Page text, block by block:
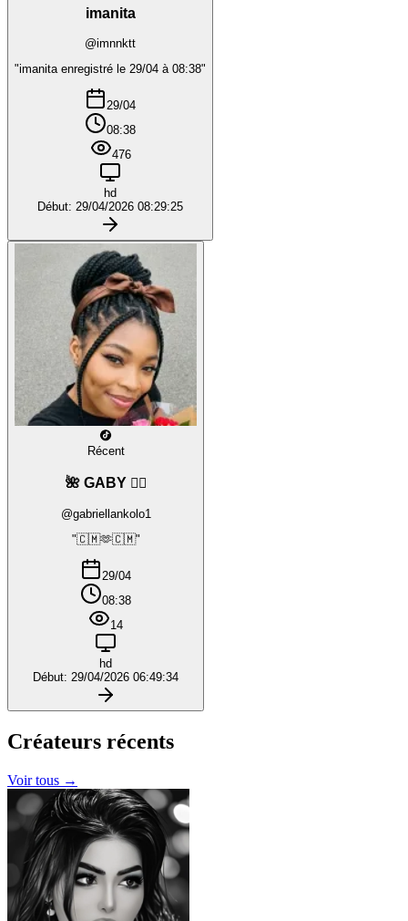
imanita
@imnnktt
"imanita enregistré le 29/04 à 08:38"
29/04
08:38
476
hd
Début: 29/04/2026 08:29:25
Récent
🌺 GABY ❤️‍🔥
@gabriellankolo1
"🇨🇲🫶🇨🇲"
29/04
08:38
14
hd
Début: 29/04/2026 06:49:34
Créateurs récents
Voir tous →